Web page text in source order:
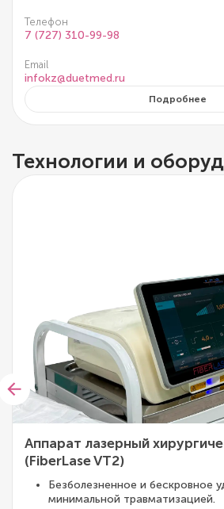
Телефон
7 (727) 310-99-98
Email
infokz@duetmed.ru
Подробнее
Технологии и
Аппарат лазерный
(FiberLase VT2)
Безболезненное и бескровное
минимальной травматизацией.